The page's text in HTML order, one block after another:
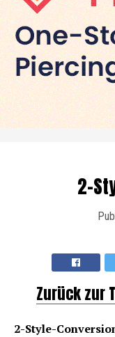
2-
Zurück zur
2-Style-